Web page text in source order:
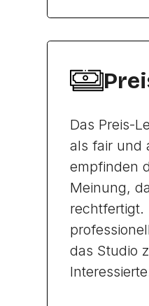
Das Preis-
als fair und
empfinden
Meinung,
rechtfertigt.
das Studio